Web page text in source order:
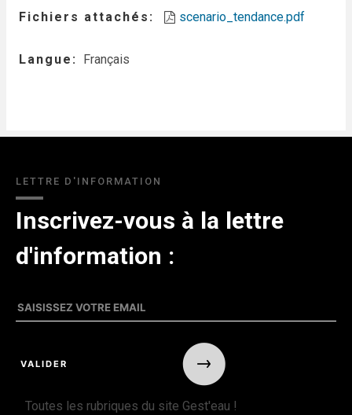
Fichiers attachés scenario_tendance.pdf
Langue Français
LETTRE D'INFORMATION
Inscrivez-vous à la lettre
d'information :
Toutes les rubriques du site Gest'eau !